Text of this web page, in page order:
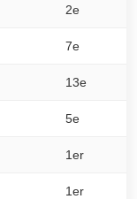
2e
7e
13e
5e
1er
1er